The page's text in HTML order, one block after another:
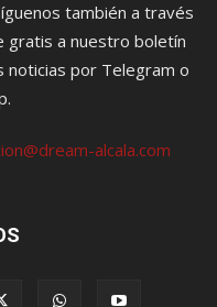
también a través
gratis a nuestro boletín
por Telegram o
alcala.com